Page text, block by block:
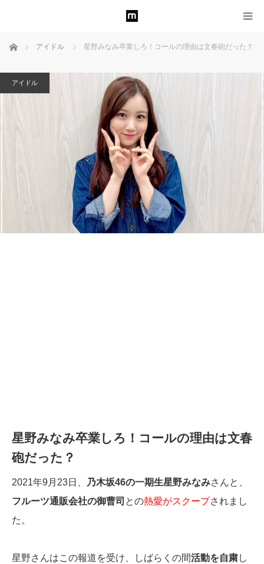
ホーム アイドル 星野みなみ卒業しろ！コールの理由は文春砲だった？
アイドル
星野みなみ卒業しろ！コールの理由は文春
砲だった？
2021年9月23日、 乃木坂46の一期生星野みなみさんと、
フルーツ通販会社の御曹司 との熱愛がスクープされまし
た。
星野さんはこの報道を受け、しばらくの間活動を自粛し